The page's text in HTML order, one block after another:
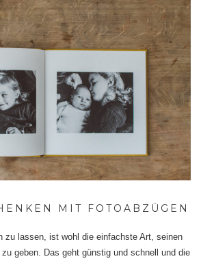
MIT FOTOABZÜGEN
zu lassen, ist wohl die einfachste Art, seinen
geben. Das geht günstig und schnell und die